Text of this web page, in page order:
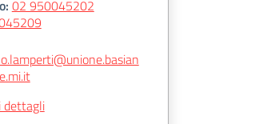
02 950045202
dettagli